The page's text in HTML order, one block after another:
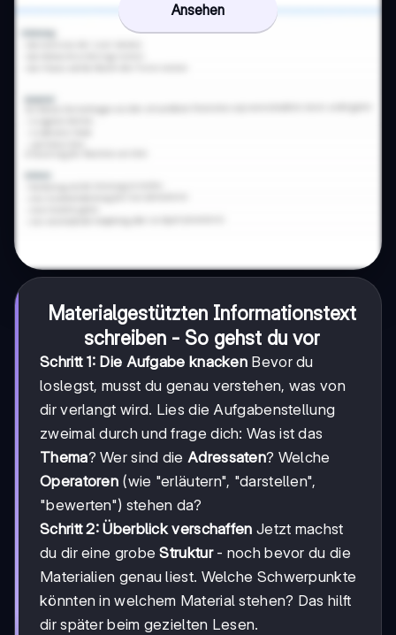
Ansehen
Materialgestützten Informationstext
schreiben - So gehst du vor
Schritt 1: Die Aufgabe knacken Bevor du
loslegst, musst du genau verstehen, was von
dir verlangt wird. Lies die Aufgabenstellung
zweimal durch und frage dich: Was ist das
Thema? Wer sind die Adressaten? Welche
Operatoren (wie "erläutern", "darstellen",
"bewerten") stehen da?
Schritt 2: Überblick verschaffen Jetzt machst
du dir eine grobeStruktur- noch bevor du die
Materialien genau liest. Welche Schwerpunkte
könnten in welchem Material stehen? Das hilft
dir später beim gezielten Lesen.